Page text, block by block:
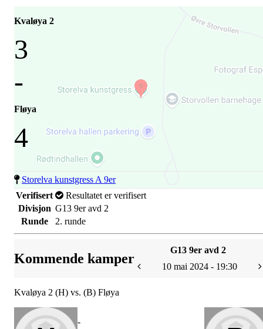
Kvaløya 2
3
-
Fløya
4
Storelva kunstgress A 9er
Verifisert
Resultatet er verifisert
Divisjon G13 9er avd 2
Runde
2. runde
Kommende kamper
G13 9er avd 2
10 mai 2024 - 19:30
Kvaløya 2 (H) vs. (B) Fløya
-